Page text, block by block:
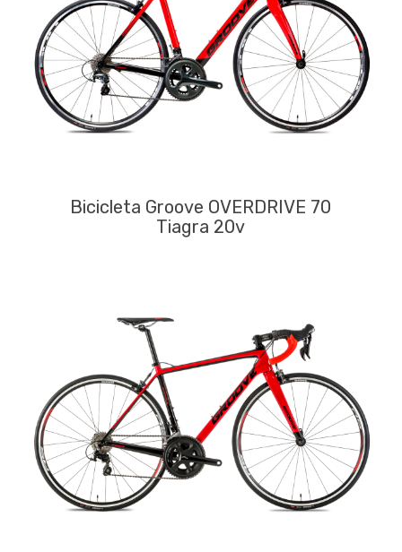
Bicicleta Groove OVERDRIVE 70
Tiagra 20v